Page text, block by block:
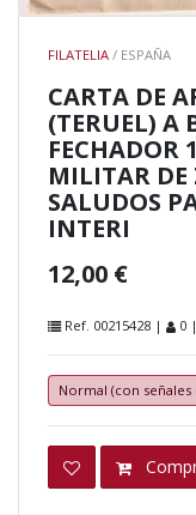
FILATELIA / ESPAÑA
CARTA DE
(TERUEL) A
FECHADOR
MILITAR DE
SALUDOS
INTERI
12,00 €
Ref. 00215428 | 0 |
Normal (con